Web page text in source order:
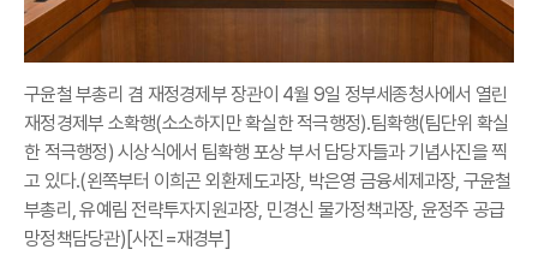
구윤철 부총리 겸 재정경제부 장관이 4월 9일 정부세종청사에서 열린
재정경제부 소확행(소소하지만 확실한 적극행정).팀확행(팀단위 확실
한 적극행정) 시상식에서 팀확행 포상 부서 담당자들과 기념사진을 찍
고 있다.(왼쪽부터 이희곤 외환제도과장, 박은영 금융세제과장, 구윤철
부총리, 유예림 전략투자지원과장, 민경신 물가정책과장, 윤정주 공급
망정책담당관)[사진=재경부]